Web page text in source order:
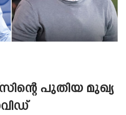
പുതിയ മുഖ്യ